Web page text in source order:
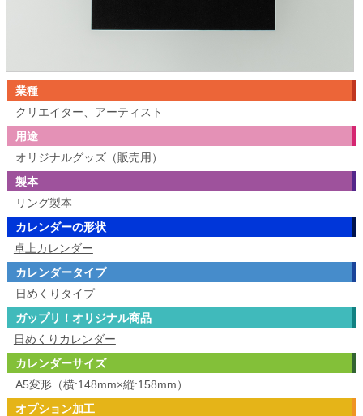
業種
クリエイター、アーティスト
用途
オリジナルグッズ（販売用）
製本
リング製本
カレンダーの形状
卓上カレンダー
カレンダータイプ
日めくりタイプ
ガップリ！オリジナル商品
日めくりカレンダー
カレンダーサイズ
A5変形（横:148mm×縦:158mm）
オプション加工